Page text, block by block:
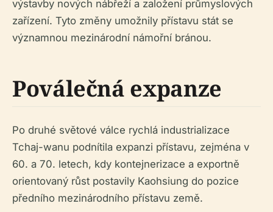
výstavby nových nábřeží a založení průmyslových
zařízení. Tyto změny umožnily přístavu stát se
významnou mezinárodní námořní bránou.
Poválečná expanze
Po druhé světové válce rychlá industrializace
Tchaj-wanu podnítila expanzi přístavu, zejména v
60. a 70. letech, kdy kontejnerizace a exportně
orientovaný růst postavily Kaohsiung do pozice
předního mezinárodního přístavu země.